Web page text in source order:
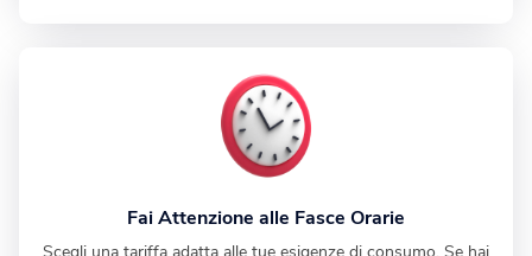
Fai Attenzione alle Fasce Orarie